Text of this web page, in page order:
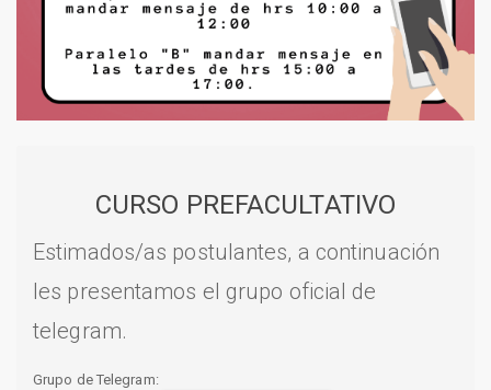
CURSO PREFACULTATIVO
Estimados/as postulantes, a continuación
les presentamos el grupo oficial de
telegram.
Grupo de Telegram: